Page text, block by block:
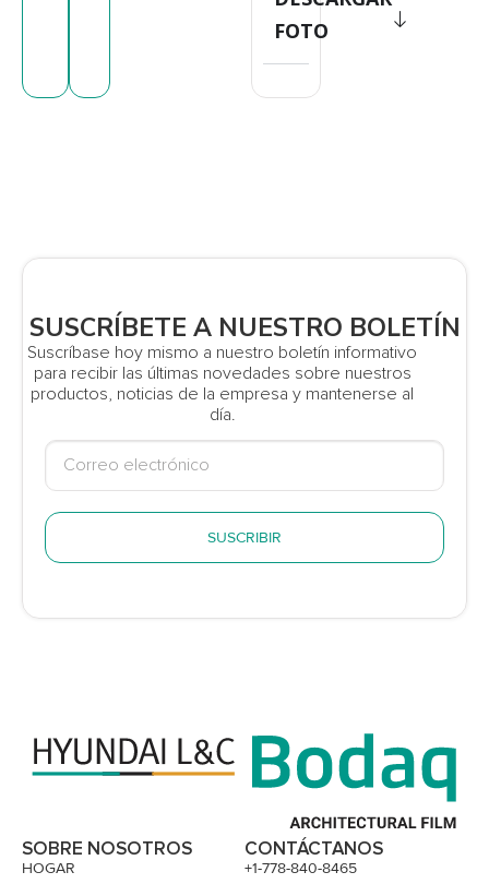
FOTO
SUSCRÍBETE A NUESTRO BOLETÍN
Suscríbase hoy mismo a nuestro boletín informativo
para recibir las últimas novedades sobre nuestros
productos, noticias de la empresa y mantenerse al
día.
SUSCRIBIR
SOBRE NOSOTROS
HOGAR
CONTÁCTANOS
+1-778-840-8465